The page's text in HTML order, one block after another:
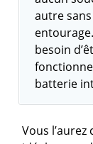
autre
besoin
batterie
Vous l’aurez